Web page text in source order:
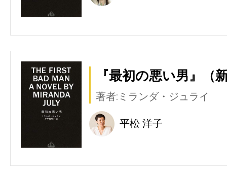
『最初の悪い男』（
著者:ミランダ・ジュライ
平松 洋子